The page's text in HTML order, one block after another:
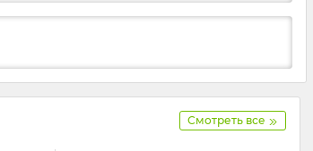
Смотреть все